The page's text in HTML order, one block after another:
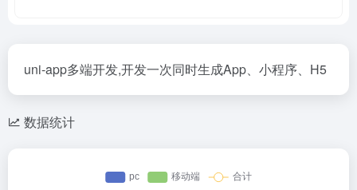
uni-app多端开发,开发一次同时生成App、小程序、H5
数据统计